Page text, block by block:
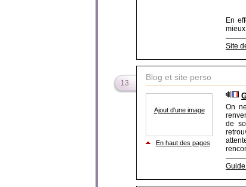
En
Site
13
Blog et site perso
Ajout d'une image
En haut des pages
On
de